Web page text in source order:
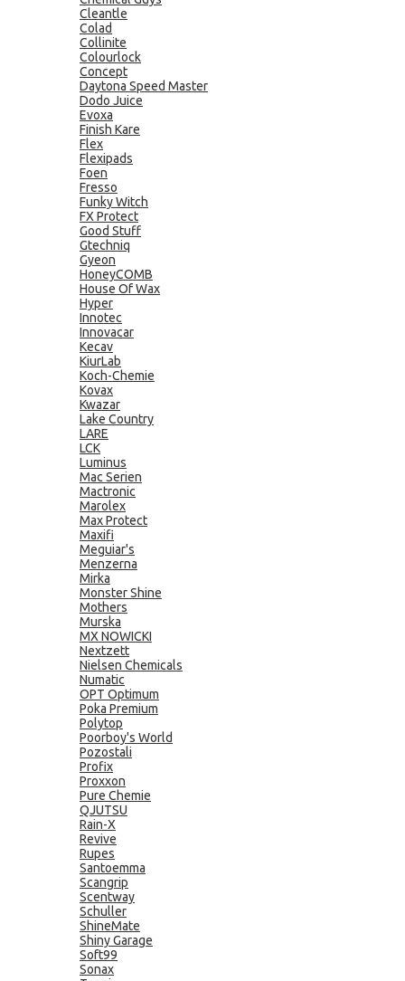
Cleantle
Colad
Collinite
Colourlock
Concept
Daytona Speed Master
Dodo Juice
Evoxa
Finish Kare
Flex
Flexipads
Foen
Fresso
Funky Witch
FX Protect
Good Stuff
Gtechniq
Gyeon
HoneyCOMB
House Of Wax
Hyper
Innotec
Innovacar
Kecav
KiurLab
Koch-Chemie
Kovax
Kwazar
Lake Country
LARE
LCK
Luminus
Mac Serien
Mactronic
Marolex
Max Protect
Maxifi
Meguiar's
Menzerna
Mirka
Monster Shine
Mothers
Murska
MX NOWICKI
Nextzett
Nielsen Chemicals
Numatic
OPT Optimum
Poka Premium
Polytop
Poorboy's World
Pozostali
Profix
Proxxon
Pure Chemie
QJUTSU
Rain-X
Revive
Rupes
Santoemma
Scangrip
Scentway
Schuller
ShineMate
Shiny Garage
Soft99
Sonax